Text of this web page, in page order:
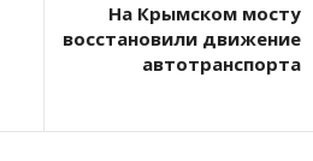
На Крымском мосту
восстановили движение
автотранспорта